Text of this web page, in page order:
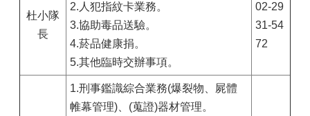
杜小隊
長
2.人犯指紋卡業務。
3.協助毒品送驗。
4.菸品健康捐。
5.其他臨時交辦事項。
02-29
31-54
72
1.刑事鑑識綜合業務(爆裂物、屍體
帷幕管理)、(蒐證)器材管理。